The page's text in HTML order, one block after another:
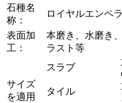
石種名
称：
ロイヤルエンペ
表面加
工：
本磨き、水磨き
ラスト等
サイズ
を適用
スラブ
タイル